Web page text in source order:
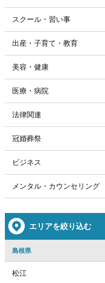
スクール・習い事
出産・子育て・教育
美容・健康
医療・病院
法律関連
冠婚葬祭
ビジネス
メンタル・カウンセリング
エリアを絞り込む
島根県
松江